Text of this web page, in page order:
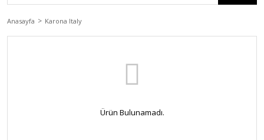
Anasayfa Karona Italy
Ürün Bulunamadı.